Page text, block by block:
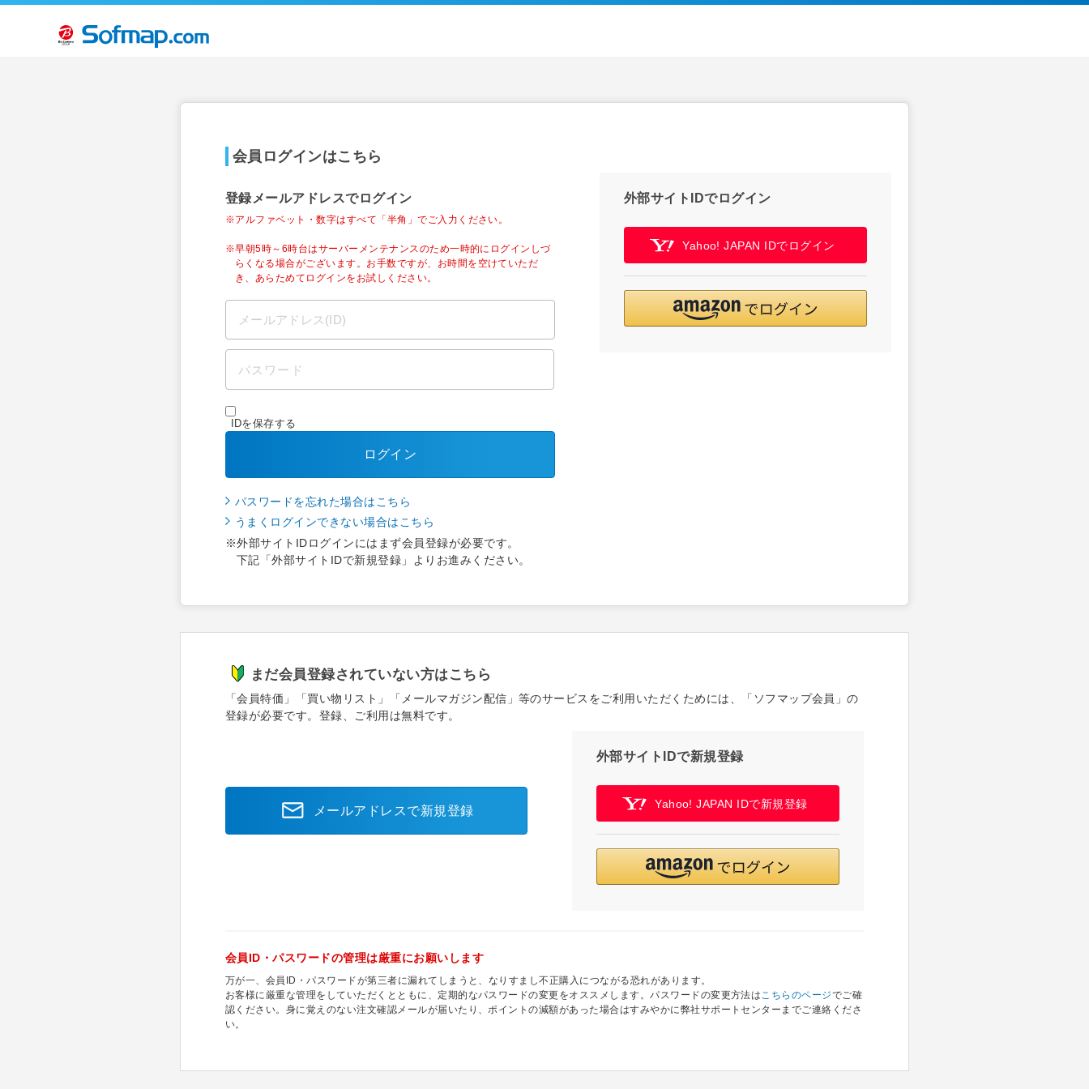
会員ログインはこちら
登録メールアドレスでログイン
※アルファベット・数字はすべて「半角」でご入力ください。
※早朝5時～6時台はサーバーメンテナンスのため一時的にログインしづ
らくなる場合がございます。お手数ですが、お時間を空けていただ
き、あらためてログインをお試しください。
IDを保存する
ログイン
パスワードを忘れた場合はこちら
うまくログインできない場合はこちら
※外部サイトIDログインにはまず会員登録が必要です。
下記「外部サイトIDで新規登録」よりお進みください。
外部サイトIDでログイン
Yahoo! JAPAN IDでログイン
まだ会員登録されていない方はこちら
「会員特価」「買い物リスト」「メールマガジン配信」等のサービスをご利用いただくためには、「ソフマップ会員」の
登録が必要です。登録、ご利用は無料です。
メールアドレスで新規登録
外部サイトIDで新規登録
Yahoo! JAPAN IDで新規登録
会員ID・パスワードの管理は厳重にお願いします
万が一、会員ID・パスワードが第三者に漏れてしまうと、なりすまし不正購入につながる恐れがあります。
お客様に厳重な管理をしていただくとともに、定期的なパスワードの変更をオススメします。パスワードの変更方法はこちらのページでご確
認ください。身に覚えのない注文確認メールが届いたり、ポイントの減額があった場合はすみやかに弊社サポートセンターまでご連絡くださ
い。